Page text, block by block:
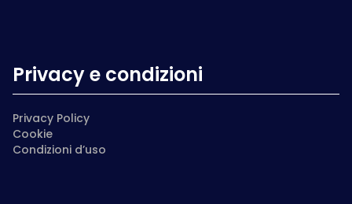
Privacy e condizioni
Privacy Policy
Cookie
Condizioni d’uso